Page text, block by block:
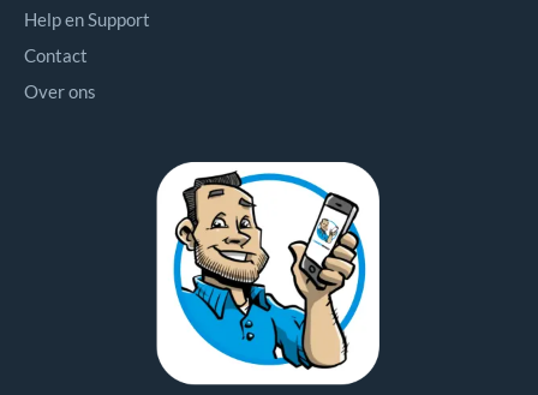
Help en Support
Contact
Over ons